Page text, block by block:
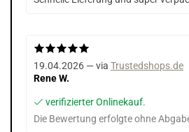
19.04.2026 — via Trustedshops.de
Rene W.
verifizierter Onlinekauf.
Die Bewertung erfolgte ohne